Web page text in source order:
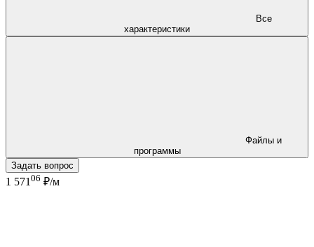
характеристики
программы
Задать вопрос
1 571 06 ₽/м